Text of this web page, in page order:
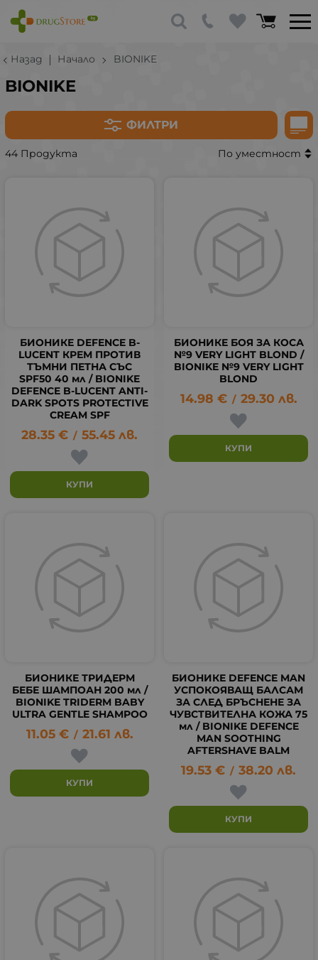
Назад Начало BIONIKE
BIONIKE
ФИЛТРИ
44 Продукта По уместност
БИОНИКЕ DEFENCE B-
LUCENT КРЕМ ПРОТИВ
ТЪМНИ ПЕТНА СЪС
SPF50 40 мл / BIONIKE
DEFENCE B-LUCENT ANTI-
DARK SPOTS PROTECTIVE
CREAM SPF
28.35 € / 55.45 лв.
КУПИ
БИОНИКЕ БОЯ ЗА КОСА
№9 VERY LIGHT BLOND /
BIONIKE №9 VERY LIGHT
BLOND
14.98 € / 29.30 лв.
КУПИ
БИОНИКЕ ТРИДЕРМ
БЕБЕ ШАМПОАН 200 мл /
BIONIKE TRIDERM BABY
ULTRA GENTLE SHAMPOO
11.05 € / 21.61 лв.
КУПИ
БИОНИКЕ DEFENCE MAN
УСПОКОЯВАЩ БАЛСАМ
ЗА СЛЕД БРЪСНЕНЕ ЗА
ЧУВСТВИТЕЛНА КОЖА 75
мл / BIONIKE DEFENCE
MAN SOOTHING
AFTERSHAVE BALM
19.53 € / 38.20 лв.
КУПИ